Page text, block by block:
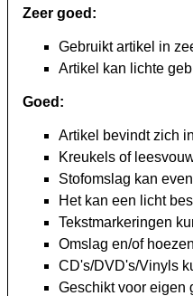
Zeer goed:
Gebruikt artikel in
Artikel kan lichte
Goed:
Artikel bevindt zich
Kreukels of
Stofomslag kan
Het kan een licht
Tekstmarkeringen
Omslag en/of
CD's/DVD's/Vinyls
Geschikt voor eigen